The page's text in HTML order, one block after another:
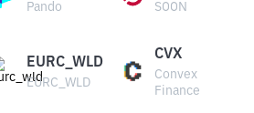
Pando SOON
EURC_WLD
EURC_WLD
CVX
Convex
Finance